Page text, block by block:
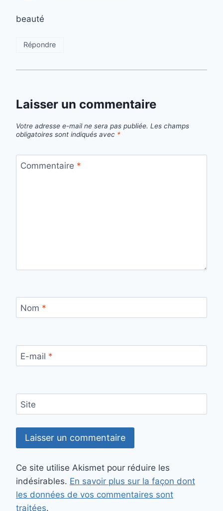
beauté
Répondre
Laisser un commentaire
Votre adresse e-mail ne sera pas publiée. Les champs
obligatoires sont indiqués avec *
Commentaire *
Nom *
E-mail *
Site
Ce site utilise Akismet pour réduire les
indésirables. En savoir plus sur la façon dont
les données de vos commentaires sont
traitées.